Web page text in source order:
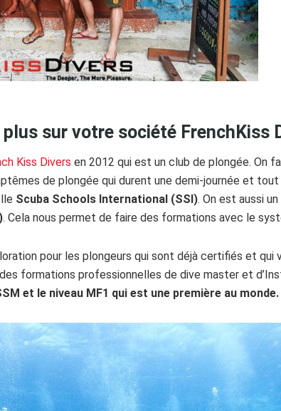
sur votre société FrenchKiss
Kiss Divers en 2012 qui est un club de plongée. On
de plongée qui durent une demi-journée et
Scuba Schools International (SSI). On est aussi
. Cela nous permet de faire des formations avec le
pour les plongeurs qui sont déjà certifiés et qui
formations professionnelles de dive master et
et le niveau MF1 qui est une première au monde.